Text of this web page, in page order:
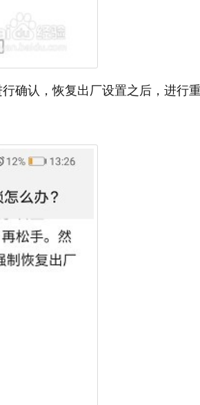
确认，恢复出厂设置之后，进行